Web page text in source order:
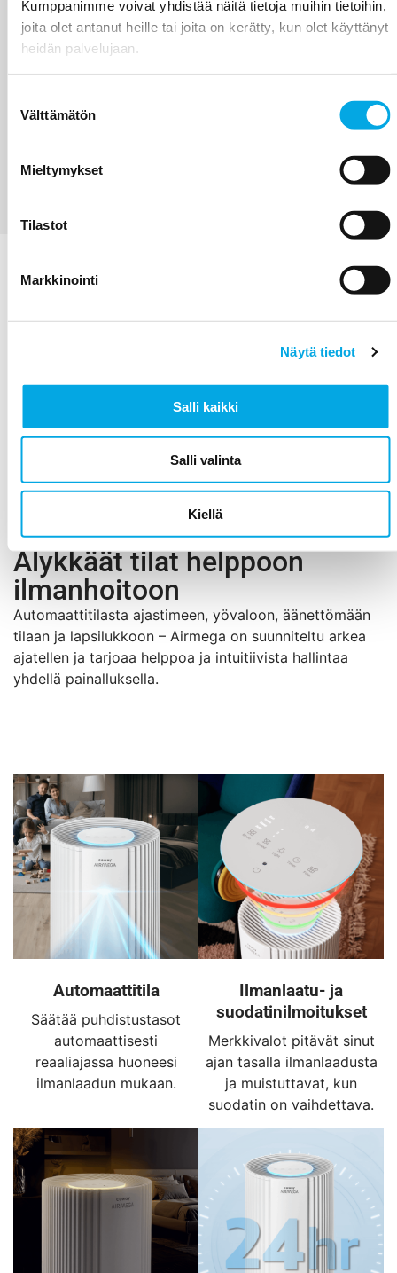
Kumppanimme voivat yhdistää näitä tietoja muihin tietoihin,
joita olet antanut heille tai joita on kerätty, kun olet käyttänyt
heidän palvelujaan.
valinta
Välttämätön
Mieltymykset
Tilastot
Markkinointi
Näytä tiedot
Salli kaikki
Salli valinta
Kiellä
elämäntyyliisi sopiva vaihtoehto, asuitpa vilkkaassa
kaupunkiympäristössä tai sinulla olisi lemmikkejä ja
Älykkäät tilat helppoon
ilmanhoitoon
Automaattitilasta ajastimeen, yövaloon, äänettömään
tilaan ja lapsilukkoon – Airmega on suunniteltu arkea
ajatellen ja tarjoaa helppoa ja intuitiivista hallintaa
yhdellä painalluksella.
Automaattitila
Säätää puhdistustasot
automaattisesti
reaaliajassa huoneesi
ilmanlaadun mukaan.
Ilmanlaatu- ja
suodatinilmoitukset
Merkkivalot pitävät sinut
ajan tasalla ilmanlaadusta
ja muistuttavat, kun
suodatin on vaihdettava.